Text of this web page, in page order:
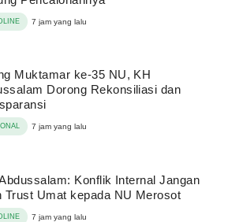
7 jam yang lalu
Muktamar ke-35 NU, KH
Dorong Rekonsiliasi dan
7 jam yang lalu
Konflik Internal Jangan
Trust Umat kepada NU Merosot
7 jam yang lalu